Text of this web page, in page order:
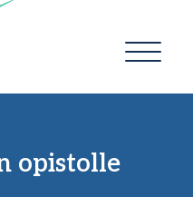
opistolle